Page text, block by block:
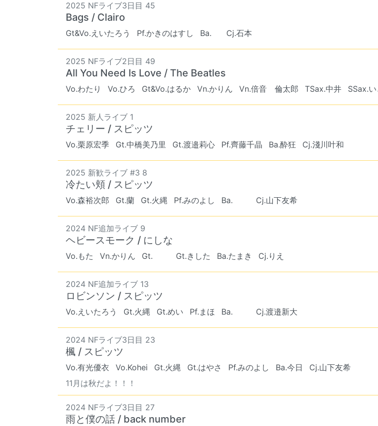
2025 NFライブ3日目 45
Bags / Clairo
Gt&Vo.えいたろう Pf.かきのはすし Ba. ︎︎ Cj.石本
2025 NFライブ2日目 49
All You Need Is Love / The Beatles
Vo.わたり Vo.ひろ Gt&Vo.はるか Vn.かりん Vn.倍音 倫太郎 TSax.中井 SSax.
2025 新人ライブ 1
チェリー / スピッツ
Vo.栗原宏季 Gt.中橋美乃里 Gt.渡邉莉心 Pf.齊藤千晶 Ba.酔狂 Cj.淺川叶和
2025 新歓ライブ #3 8
冷たい頬 / スピッツ
Vo.森裕次郎 Gt.蘭 Gt.火縄 Pf.みのよし Ba. ︎︎ ︎︎ Cj.山下友希
2024 NF追加ライブ 9
ヘビースモーク / にしな
Vo.もた Vn.かりん Gt. ︎︎ ︎︎ Gt.きした Ba.たまき Cj.りえ
2024 NF追加ライブ 13
ロビンソン / スピッツ
Vo.えいたろう Gt.火縄 Gt.めい Pf.まほ Ba. ︎︎ ︎︎ Cj.渡邉新大
2024 NFライブ3日目 23
楓 / スピッツ
Vo.有光優衣 Vo.Kohei Gt.火縄 Gt.はやさ Pf.みのよし Ba.今日
Cj.山下友希
11月は秋だよ！！！
2024 NFライブ3日目 27
雨と僕の話 / back number